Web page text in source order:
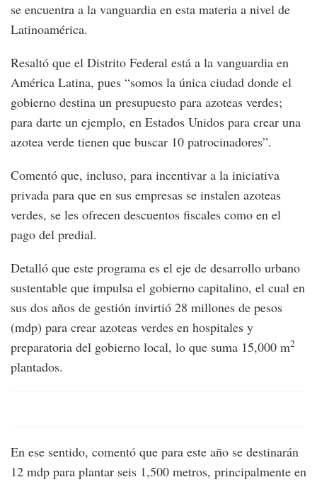
se encuentra a la vanguardia en esta materia a nivel de
Latinoamérica.
Resaltó que el Distrito Federal está a la vanguardia en
América Latina, pues “somos la única ciudad donde el
gobierno destina un presupuesto para azoteas verdes;
para darte un ejemplo, en Estados Unidos para crear una
azotea verde tienen que buscar 10 patrocinadores”.
Comentó que, incluso, para incentivar a la iniciativa
privada para que en sus empresas se instalen azoteas
verdes, se les ofrecen descuentos fiscales como en el
pago del predial.
Detalló que este programa es el eje de desarrollo urbano
sustentable que impulsa el gobierno capitalino, el cual en
sus dos años de gestión invirtió 28 millones de pesos
(mdp) para crear azoteas verdes en hospitales y
preparatoria del gobierno local, lo que suma 15,000 m2
plantados.
En ese sentido, comentó que para este año se destinarán
12 mdp para plantar seis 1,500 metros, principalmente en